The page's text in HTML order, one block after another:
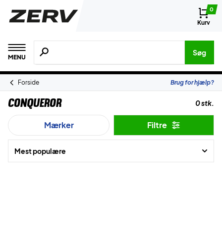
0
Kurv
MENU
Søg efter produkter, mærker etc.
Søg
Forside Brug for hjælp?
Conqueror 0 stk.
Mærker Filtre
Mest populære